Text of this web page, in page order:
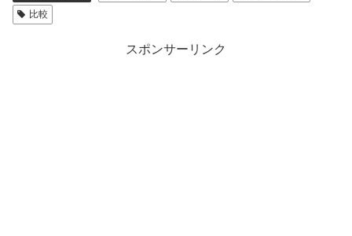
比較
スポンサーリンク